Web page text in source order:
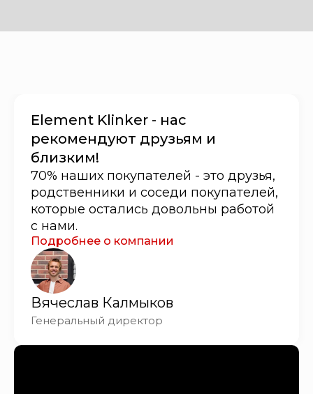
Element Klinker - нас
рекомендуют друзьям и
близким!
70% наших покупателей - это друзья,
родственники и соседи покупателей,
которые остались довольны работой
с нами.
Подробнее о компании
Вячеслав Калмыков
Генеральный директор